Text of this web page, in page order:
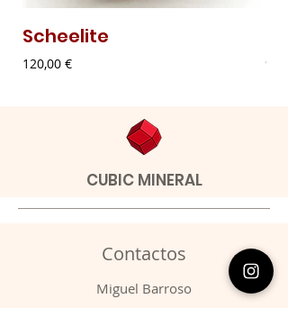
Scheelite
Preço
120,00 € 9,00
CUBIC MINERAL
Contactos
​Miguel Barroso